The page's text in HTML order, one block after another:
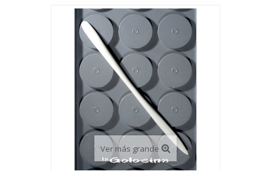
MAQUILLAJE FIESTA
PELUCAS, GORROS, CARETAS
Ver más grande